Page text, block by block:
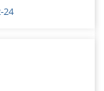
24